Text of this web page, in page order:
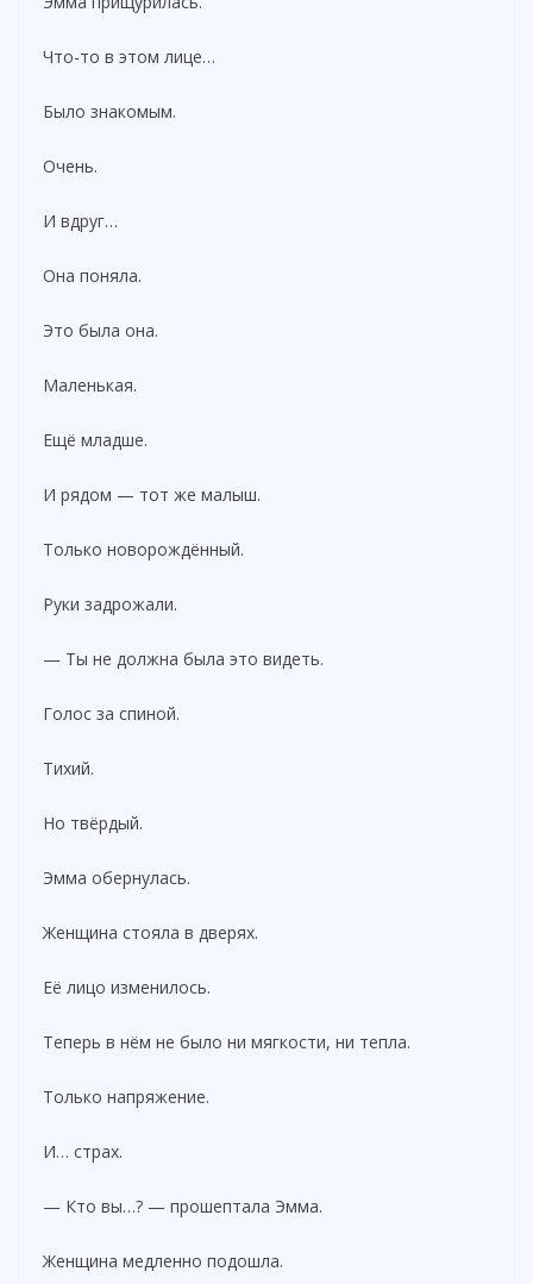
Что-то в этом лице…
Было знакомым.
Очень.
И вдруг…
Она поняла.
Это была она.
Маленькая.
Ещё младше.
И рядом — тот же малыш.
Только новорождённый.
Руки задрожали.
— Ты не должна была это видеть.
Голос за спиной.
Тихий.
Но твёрдый.
Эмма обернулась.
Женщина стояла в дверях.
Её лицо изменилось.
Теперь в нём не было ни мягкости, ни тепла.
Только напряжение.
И… страх.
— Кто вы…? — прошептала Эмма.
Женщина медленно подошла.